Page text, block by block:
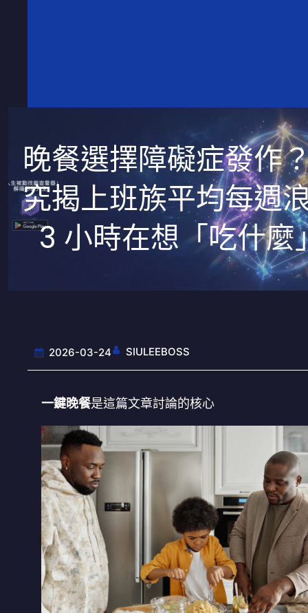
晚餐選擇障礙症發作
究揭上班族平均每週
3 小時在想「吃什麼
2026-03-24 SIULEEBOSS
一鍵晚餐是這篇文章討論的核心